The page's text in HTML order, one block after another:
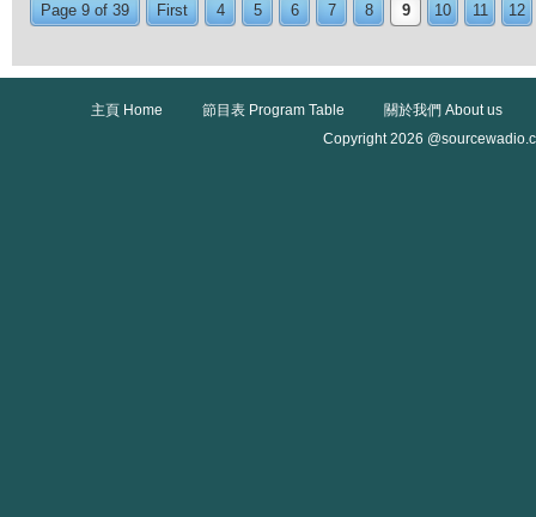
Page 9 of 39 First 4 5 6 7 8 9 10 11 12
主頁 Home 節目表 Program Table
關於我們 About us
Copyright 2026